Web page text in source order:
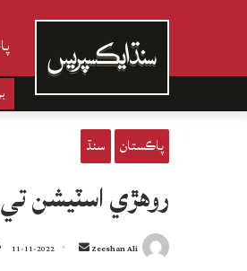
پاڪستان سنڌ
روهڙي اسٽيشن
Zeeshan Ali
Send
11-11-2022